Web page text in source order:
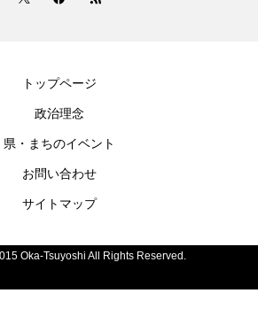
トップページ
政治理念
県・まちのイベント
お問い合わせ
サイトマップ
Oka-Tsuyoshi All Rights Reserved.